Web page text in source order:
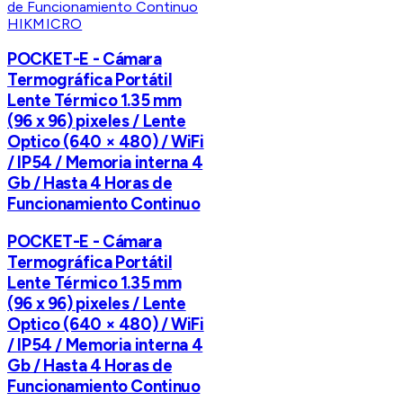
HIKMICRO
POCKET-E - Cámara
Termográfica Portátil
Lente Térmico 1.35 mm
(96 x 96) pixeles / Lente
Optico (640 × 480) / WiFi
/ IP54 / Memoria interna 4
Gb / Hasta 4 Horas de
Funcionamiento Continuo
POCKET-E - Cámara
Termográfica Portátil
Lente Térmico 1.35 mm
(96 x 96) pixeles / Lente
Optico (640 × 480) / WiFi
/ IP54 / Memoria interna 4
Gb / Hasta 4 Horas de
Funcionamiento Continuo